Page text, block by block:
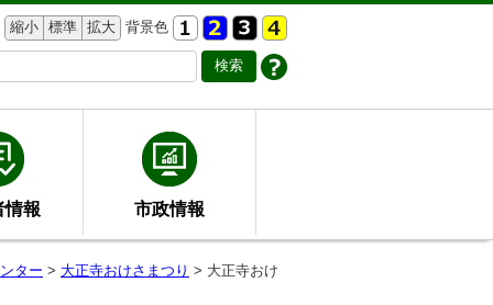
縮小 標準 拡大 背景色
情報 市政情報
ター > 大正寺おけさまつり > 大正寺おけ